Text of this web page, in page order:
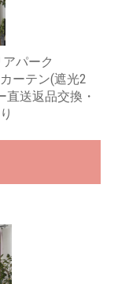
パーク
ーテン(遮光2
送返品交換・